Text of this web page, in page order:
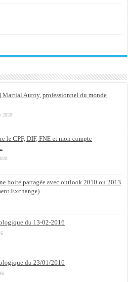
Martial Auroy, professionnel du monde
2020
le CPF, DIF, FNE et mon compte
boite partagée avec outlook 2010 ou 2013
Exchange)
du 13-02-2016
du 23/01/2016